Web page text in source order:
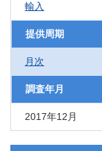
輸入
提供周期
月次
調査年月
2017年12月